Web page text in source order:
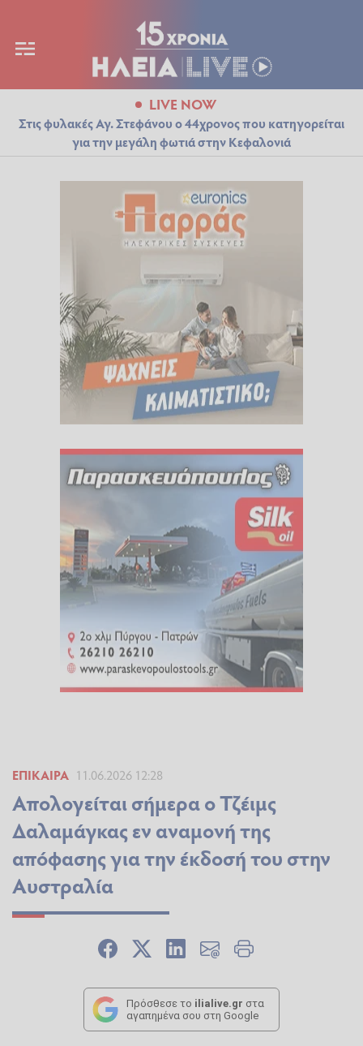
LIVE NOW
Στις φυλακές Αγ. Στεφάνου ο 44χρονος που κατηγορείται
για την μεγάλη φωτιά στην Κεφαλονιά
ΕΠΊΚΑΙΡΑ 11.06.2026 12:28
Απολογείται σήμερα ο Τζέιμς
Δαλαμάγκας εν αναμονή της
απόφασης για την έκδοσή του στην
Αυστραλία
Πρόσθεσε το ilialive.gr στα
αγαπημένα σου στη Google